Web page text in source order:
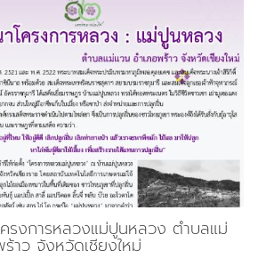
งการหลวงแม่ปูนหลวง ตำบลแม่
าว จังหวัดเชียงใหม่